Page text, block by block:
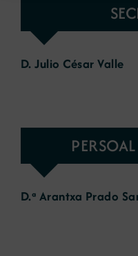
D. Julio César Valle
D.ª Arantxa Prado